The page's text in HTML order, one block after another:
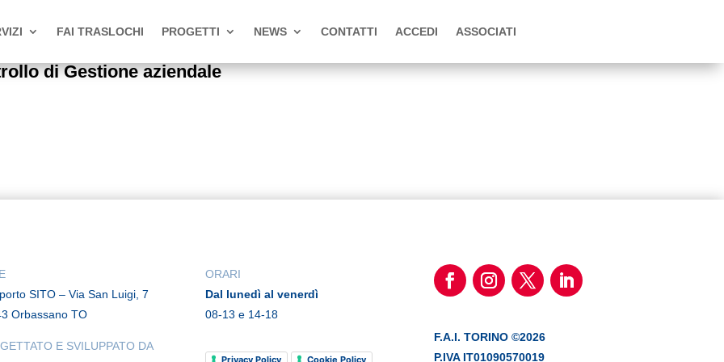
FAI TRASLOCHI PROGETTI NEWS CONTATTI ACCEDI ASSOCIATI
di Gestione aziendale
SITO – Via San Luigi, 7
Orbassano TO
E SVILUPPATO DA
ORARI
Dal lunedì al venerdì
08-13 e 14-18
Privacy Policy Cookie Policy
F.A.I. TORINO ©2026
P.IVA IT01090570019